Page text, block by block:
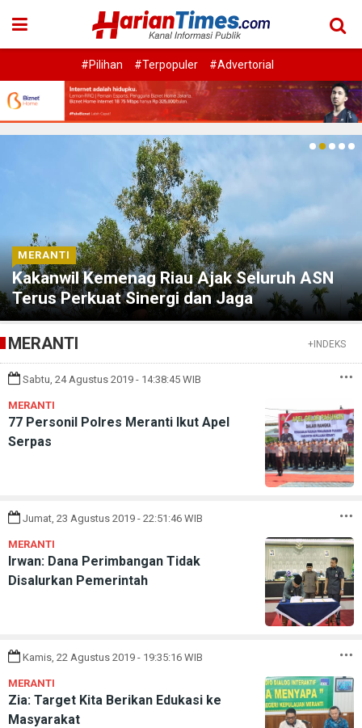
#Pilihan #Terpopuler #Advertorial
MERANTI
Kakanwil Kemenag Riau Ajak Seluruh ASN
Terus Perkuat Sinergi dan Jaga
Kekompakan
MERANTI
+INDEKS
Sabtu, 24 Agustus 2019 - 14:38:45 WIB
MERANTI
77 Personil Polres Meranti Ikut Apel
Serpas
Jumat, 23 Agustus 2019 - 22:51:46 WIB
MERANTI
Irwan: Dana Perimbangan Tidak
Disalurkan Pemerintah
Kamis, 22 Agustus 2019 - 19:35:16 WIB
MERANTI
Zia: Target Kita Berikan Edukasi ke
Masyarakat